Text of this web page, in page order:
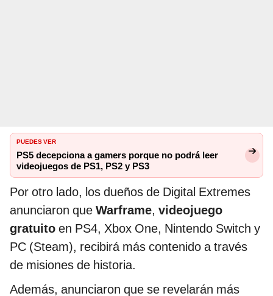
PUEDES VER
PS5 decepciona a gamers porque no podrá leer
videojuegos de PS1, PS2 y PS3
Por otro lado, los dueños de Digital Extremes
anunciaron que Warframe, videojuego
gratuito en PS4, Xbox One, Nintendo Switch y
PC (Steam), recibirá más contenido a través
de misiones de historia.
Además, anunciaron que se revelarán más